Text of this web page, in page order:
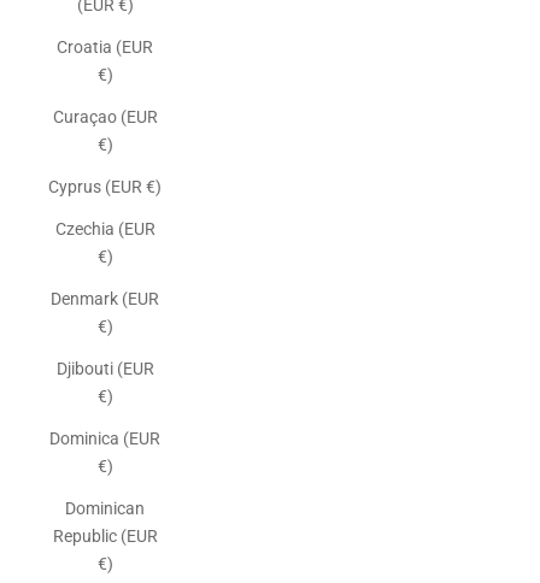
(EUR €)
Croatia (EUR
€)
Curaçao (EUR
€)
Cyprus (EUR €)
Czechia (EUR
€)
Denmark (EUR
€)
Djibouti (EUR
€)
Dominica (EUR
€)
Dominican
Republic (EUR
€)